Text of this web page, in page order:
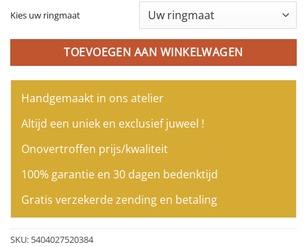
Kies uw ringmaat
TOEVOEGEN AAN WINKELWAGEN
Handgemaakt in ons atelier
Altijd een uniek en exclusief juweel !
Onovertroffen prijs/kwaliteit
100% garantie en 30 dagen bedenktijd
Gratis verzekerde zending en betaling
SKU: 5404027520384